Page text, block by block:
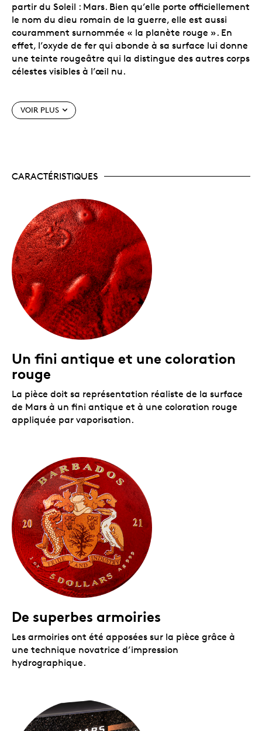
partir du Soleil : Mars. Bien qu’elle porte officiellement
le nom du dieu romain de la guerre, elle est aussi
couramment surnommée « la planète rouge ». En
effet, l’oxyde de fer qui abonde à sa surface lui donne
une teinte rougeâtre qui la distingue des autres corps
célestes visibles à l’œil nu.
Les pièces sphériques précédentes se sont envolées!
Faite en argent pur à 99,9 % et colorée de rouge,
Caractéristiques particulières
accompagnée d’un certificat d’authenticité de la
World Coin Association.
Tirage mondial limité!Seulement 1 999
exemplaires seront mis en vente.
Une once d’argent pur à 99,9 %!
VOIR PLUS
CARACTÉRISTIQUES
Un fini antique et une coloration
rouge
La pièce doit sa représentation réaliste de la surface
de Mars à un fini antique et à une coloration rouge
appliquée par vaporisation.
De superbes armoiries
Les armoiries ont été apposées sur la pièce grâce à
une technique novatrice d’impression
hydrographique.